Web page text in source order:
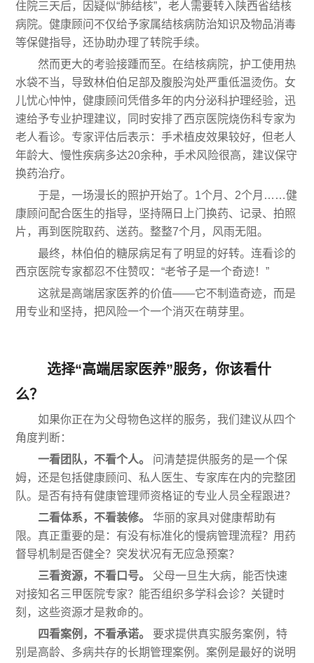
住院三天后，因疑似“肺结核”，老人需要转入陕西省结核
病院。健康顾问不仅给予家属结核病防治知识及物品消毒
等保健指导，还协助办理了转院手续。
然而更大的考验接踵而至。在结核病院，护工使用热
水袋不当，导致林伯伯足部及腹股沟处严重低温烫伤。女
儿忧心忡忡，健康顾问凭借多年的内分泌科护理经验，迅
速给予专业护理建议，同时安排了西京医院烧伤科专家为
老人看诊。专家评估后表示：手术植皮效果较好，但老人
年龄大、慢性疾病多达20余种，手术风险很高，建议保守
换药治疗。
于是，一场漫长的照护开始了。1个月、2个月……健
康顾问配合医生的指导，坚持隔日上门换药、记录、拍照
片，再到医院取药、送药。整整7个月，风雨无阻。
最终，林伯伯的糖尿病足有了明显的好转。连看诊的
西京医院专家都忍不住赞叹：“老爷子是一个奇迹！”
这就是高端居家医养的价值——它不制造奇迹，而是
用专业和坚持，把风险一个一个消灭在萌芽里。
选择“高端居家医养”服务，你该看什
么？
如果你正在为父母物色这样的服务，我们建议从四个
角度判断：
一看团队，不看个人。
问清楚提供服务的是一个保
姆，还是包括健康顾问、私人医生、专家库在内的完整团
队。是否有持有健康管理师资格证的专业人员全程跟进？
二看体系，不看装修。
华丽的家具对健康帮助有
限。真正重要的是：有没有标准化的慢病管理流程？用药
督导机制是否健全？突发状况有无应急预案？
三看资源，不看口号。
父母一旦生大病，能否快速
对接知名三甲医院专家？能否组织多学科会诊？关键时
刻，这些资源才是救命的。
四看案例，不看承诺。
要求提供真实服务案例，特
别是高龄、多病共存的长期管理案例。案例是最好的说明